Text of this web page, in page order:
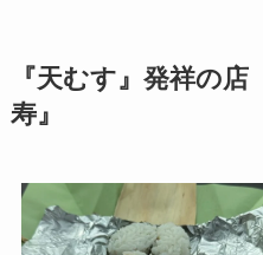
『天むす』発祥の
寿』